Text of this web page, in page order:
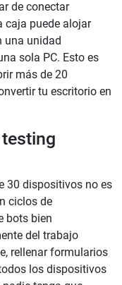
de conectar
caja puede alojar
una unidad
sola PC. Esto es
más de 20
tu escritorio en
30 dispositivos no es
ciclos de
bots bien
del trabajo
rellenar formularios
los dispositivos